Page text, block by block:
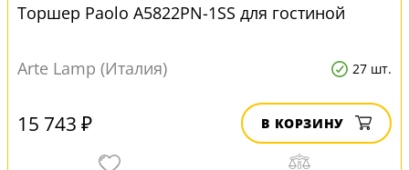
Торшер Paolo A5822PN-1SS для гостиной
Arte Lamp (Италия) 27 шт.
15 743 ₽ В КОРЗИНУ